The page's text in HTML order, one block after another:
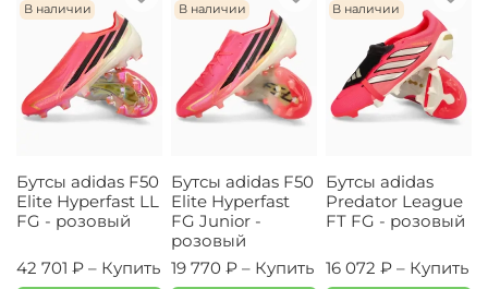
В наличии
Бутсы adidas F50
Elite Hyperfast LL
FG - розовый
42 701 ₽ – Купить
В наличии
Бутсы adidas F50
Elite Hyperfast
FG Junior -
розовый
19 770 ₽ – Купить
В наличии
Бутсы adidas
Predator League
FT FG - розовый
16 072 ₽ – Купить